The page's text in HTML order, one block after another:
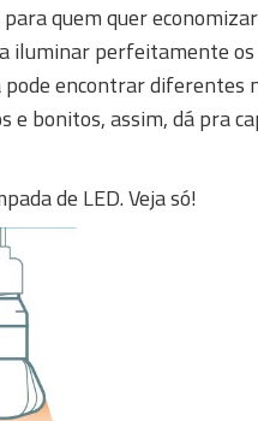
quem quer
iluminar perfeitamente os
encontrar diferentes
e bonitos, assim, dá pra
de LED. Veja só!